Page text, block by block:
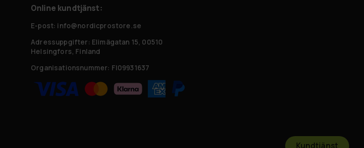
Online kundtjänst:
E-post: info@nordicprostore.se
Adressuppgifter: Elimägatan 15, 00510
Helsingfors, Finland
Organisationsnummer: FI09931637
Kundtjänst